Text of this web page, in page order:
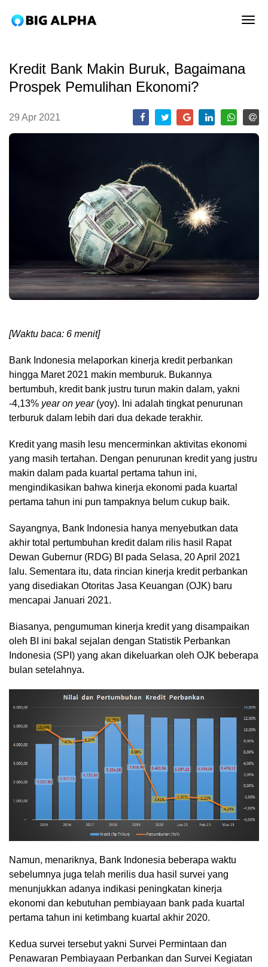
Kredit Bank Makin Buruk, Bagaimana
Prospek Pemulihan Ekonomi?
29 Apr 2021
[Waktu baca: 6 menit]
Bank Indonesia melaporkan kinerja kredit perbankan
hingga Maret 2021 makin memburuk. Bukannya
bertumbuh, kredit bank justru turun makin dalam, yakni
-4,13% year on year(yoy). Ini adalah tingkat penurunan
terburuk dalam lebih dari dua dekade terakhir.
Kredit yang masih lesu mencerminkan aktivitas ekonomi
yang masih tertahan. Dengan penurunan kredit yang justru
makin dalam pada kuartal pertama tahun ini,
mengindikasikan bahwa kinerja ekonomi pada kuartal
pertama tahun ini pun tampaknya belum cukup baik.
Sayangnya, Bank Indonesia hanya menyebutkan data
akhir total pertumbuhan kredit dalam rilis hasil Rapat
Dewan Gubernur (RDG) BI pada Selasa, 20 April 2021
lalu. Sementara itu, data rincian kinerja kredit perbankan
yang disediakan Otoritas Jasa Keuangan (OJK) baru
mencapai Januari 2021.
Biasanya, pengumuman kinerja kredit yang disampaikan
oleh BI ini bakal sejalan dengan Statistik Perbankan
Indonesia (SPI) yang akan dikeluarkan oleh OJK beberapa
bulan setelahnya.
Namun, menariknya, Bank Indonesia beberapa waktu
sebelumnya juga telah merilis dua hasil survei yang
menunjukkan adanya indikasi peningkatan kinerja
ekonomi dan kebutuhan pembiayaan bank pada kuartal
pertama tahun ini ketimbang kuartal akhir 2020.
Kedua survei tersebut yakni Survei Permintaan dan
Penawaran Pembiayaan Perbankan dan Survei Kegiatan